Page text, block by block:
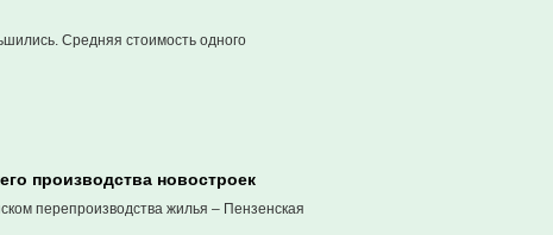
Средняя стоимость одного
производства новостроек
перепроизводства жилья – Пензенская